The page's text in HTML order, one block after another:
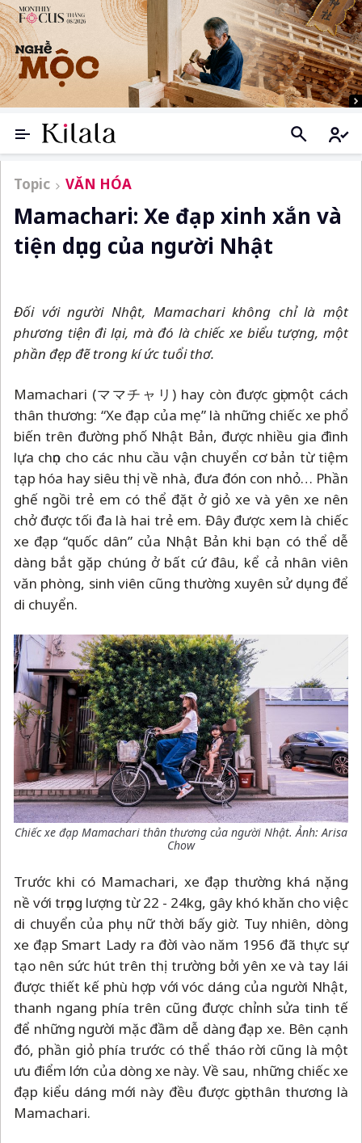
Topic VĂN HÓA
Mamachari: Xe đạp xinh xắn và
tiện dụng của người Nhật
Đối với người Nhật, Mamachari không chỉ là một
phương tiện đi lại, mà đó là chiếc xe biểu tượng, một
phần đẹp đẽ trong kí ức tuổi thơ.
Mamachari (ママチャリ) hay còn được gọi một cách
thân thương: “Xe đạp của mẹ” là những chiếc xe phổ
biến trên đường phố Nhật Bản, được nhiều gia đình
lựa chọn cho các nhu cầu vận chuyển cơ bản từ tiệm
tạp hóa hay siêu thị về nhà, đưa đón con nhỏ… Phần
ghế ngồi trẻ em có thể đặt ở giỏ xe và yên xe nên
chở được tối đa là hai trẻ em. Đây được xem là chiếc
xe đạp “quốc dân” của Nhật Bản khi bạn có thể dễ
dàng bắt gặp chúng ở bất cứ đâu, kể cả nhân viên
văn phòng, sinh viên cũng thường xuyên sử dụng để
di chuyển.
Chiếc xe đạp Mamachari thân thương của người Nhật. Ảnh: Arisa
Chow
Trước khi có Mamachari, xe đạp thường khá nặng
nề với trọng lượng từ 22 - 24kg, gây khó khăn cho việc
di chuyển của phụ nữ thời bấy giờ. Tuy nhiên, dòng
xe đạp Smart Lady ra đời vào năm 1956 đã thực sự
tạo nên sức hút trên thị trường bởi yên xe và tay lái
được thiết kế phù hợp với vóc dáng của người Nhật,
thanh ngang phía trên cũng được chỉnh sửa tinh tế
để những người mặc đầm dễ dàng đạp xe. Bên cạnh
đó, phần giỏ phía trước có thể tháo rời cũng là một
ưu điểm lớn của dòng xe này. Về sau, những chiếc xe
đạp kiểu dáng mới này đều được gọi thân thương là
Mamachari.